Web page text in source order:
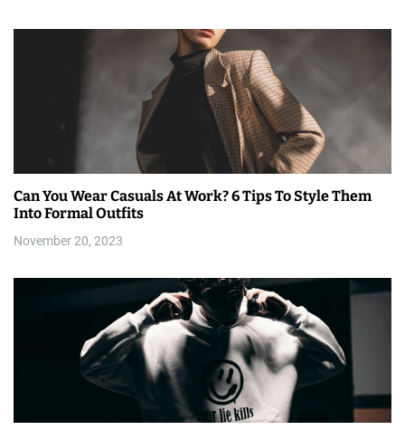
Can You Wear Casuals At Work? 6 Tips To Style Them
Into Formal Outfits
November 20, 2023